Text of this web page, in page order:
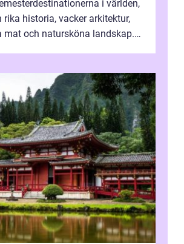
i världen,
rika historia, vacker arkitektur,
mat och natursköna landskap.